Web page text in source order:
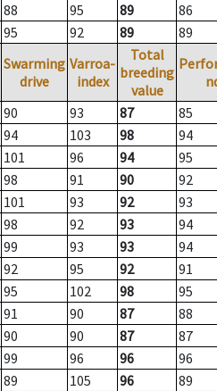
88 95 89
86
95 92 89 89
Swarming
drive
Varroa-
index
Total
breeding
value
90 93 87
85
94 103 98
94
101 96 94
95
98 91 90
92
101 93 92
93
98 92 93
94
99 93 93
94
92 95 92
91
95 102 98
95
91 90 87
88
90 90 87
87
99 96 96
96
89 105 96
89